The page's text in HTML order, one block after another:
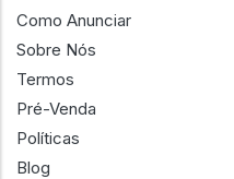
Como Anunciar
Sobre Nós
Termos
Pré-Venda
Políticas
Blog